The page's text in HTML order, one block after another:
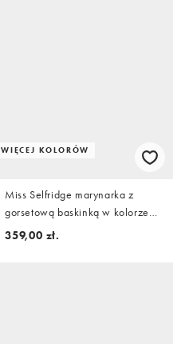
WIĘCEJ KOLORÓW
Miss Selfridge marynarka z
gorsetową baskinką w kolorze
różowym
359,00 zł.